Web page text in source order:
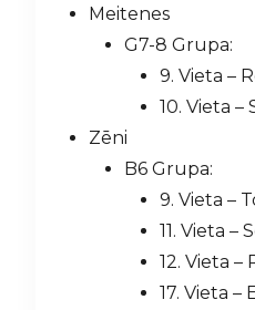
Meitenes
G7-8 Grupa:
9. Vieta –
10. Vieta –
Zēni
B6 Grupa:
9. Vieta –
11. Vieta –
12. Vieta
17. Vieta –